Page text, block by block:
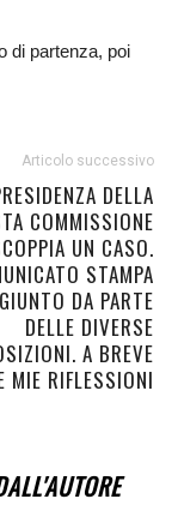
di partenza, poi
Articolo successivo
DELLA
COMMISSIONE
UN CASO.
STAMPA
DA PARTE
DELLE DIVERSE
A BREVE
MIE RIFLESSIONI